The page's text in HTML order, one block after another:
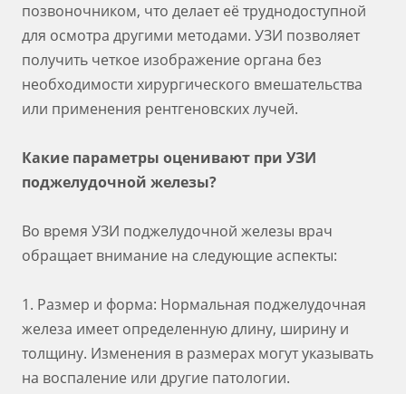
позвоночником, что делает её труднодоступной
для осмотра другими методами. УЗИ позволяет
получить четкое изображение органа без
необходимости хирургического вмешательства
или применения рентгеновских лучей.
Какие параметры оценивают при УЗИ
поджелудочной железы?
Во время УЗИ поджелудочной железы врач
обращает внимание на следующие аспекты:
1. Размер и форма: Нормальная поджелудочная
железа имеет определенную длину, ширину и
толщину. Изменения в размерах могут указывать
на воспаление или другие патологии.